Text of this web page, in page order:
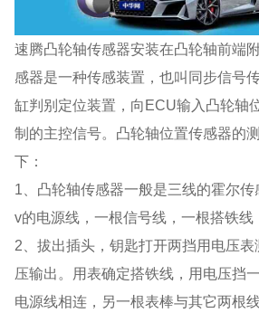
速腾凸轮轴传感器安装在凸轮轴前端
感器是一种传感装置，也叫同步信号
缸判别定位装置，向ECU输入凸轮轴
制的主控信号。凸轮轴位置传感器的
下：
1、凸轮轴传感器一般是三线的霍尔
v的电源线，一根信号线，一根搭铁线
2、拔出插头，钥匙打开两挡用电压
压输出。用表确定搭铁线，用电压挡
电源线相连，另一根表棒与其它两根